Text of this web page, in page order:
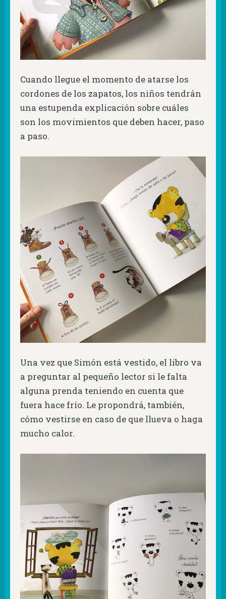
Cuando llegue el momento de atarse los
cordones de los zapatos, los niños tendrán
una estupenda explicación sobre cuáles
son los movimientos que deben hacer, paso
a paso.
Una vez que Simón está vestido, el libro va
a preguntar al pequeño lector si le falta
alguna prenda teniendo en cuenta que
fuera hace frío. Le propondrá, también,
cómo vestirse en caso de que llueva o haga
mucho calor.